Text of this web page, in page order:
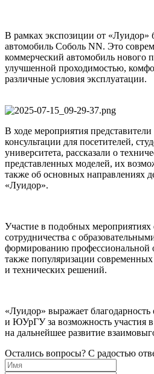
В рамках экспозиции от «Луидор»
автомобиль Соболь NN. Это
коммерческий автомобиль нового
улучшенной проходимостью,
различные условия эксплуатации.
В ходе мероприятия
консультации для посетителей,
университета, рассказали о
представленных моделей, их
также об основных направлениях
«Луидор».
Участие в подобных мероприятиях
сотрудничества с
формированию профессиональной
также популяризации
и технических решений.
«Луидор» выражает благодарность
и ЮУрГУ за возможность участия
на дальнейшее развитие
Остались вопросы? С радостью